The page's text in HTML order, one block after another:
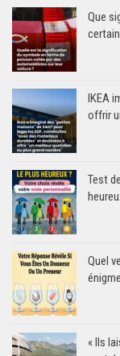
Que
IKEA
offrir
Test
Quel
« Ils